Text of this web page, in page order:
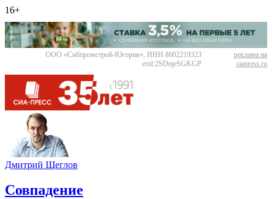
16+
ООО «Сибпромстрой-Югория», ИНН 8602219323
erid:2SDnjeSGKGP
реклама на
siapress.ru
Дмитрий Щеглов
​Совпадение